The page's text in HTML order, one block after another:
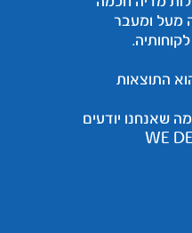
מעל ומעבר
התוצאות
שאנחנו יודעים